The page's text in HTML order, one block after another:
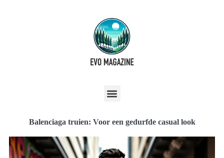
Balenciaga truien: Voor een gedurfde casual look